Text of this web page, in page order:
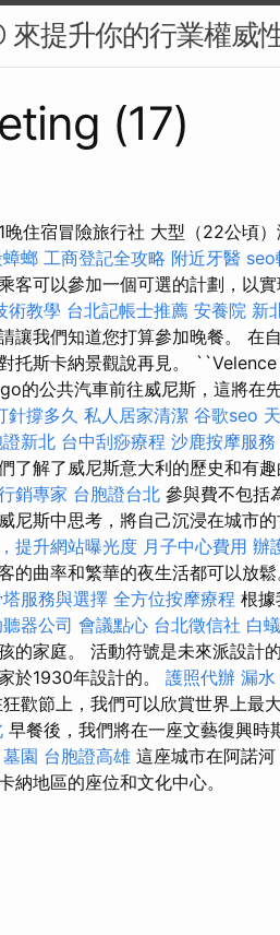
來提升你的行業權威
(17)
晚住宿冒險旅行社 大型（22公頃
螂 工商登記全攻略 附近牙醫 seo
客可以參加一個可選的計劃，以
術教學 台北記帳士推薦 安養院 新
讓我們知道您打算參加晚餐。 在
托斯卡納景觀說再見。
的公共汽車前往威尼斯，這將在
針撐多久 私人居家清潔 谷歌seo
新北 台中刮痧療程 沙鹿按摩服務
了解了威尼斯意大利的歷史和有趣
銷專家 台胞證台北 參與費不包括
尼斯中思考，將自己沉浸在城市
提升網站曝光度 月子中心費用 辦
的曲率和繁華的夜生活都可以放鬆
服務與選擇 全方位按摩療程 根據
聽器公司 會議點心 台北徵信社 白蟻
的家庭。 活動符號是未來派設計
於1930年設計的。 護照代辦 漏
歡節上，我們可以欣賞世界上最
早餐後，我們將在一座文藝復興時
墓園 台胞證高雄 這座城市在阿諾
納地區的座位和文化中心。